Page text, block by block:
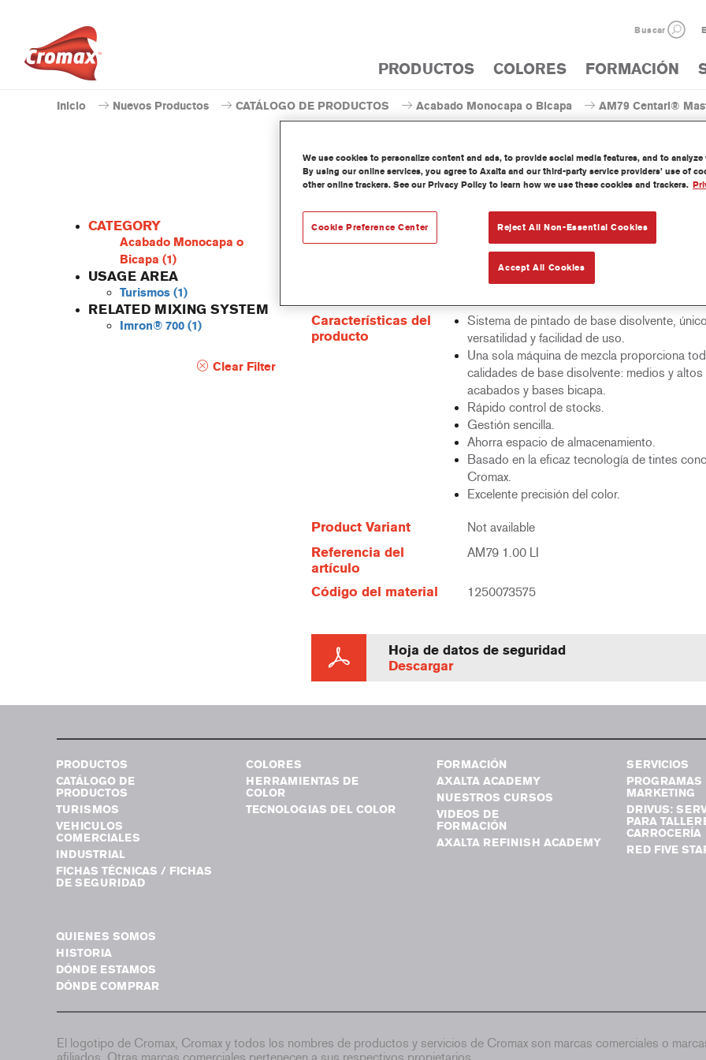
Buscar
PRODUCTOS COLORES FORMACIÓN
Inicio Nuevos Productos CATÁLOGO DE PRODUCTOS Acabado Monocapa o Bicapa AM79 Centari®
CATEGORY
Acabado Monocapa o
Bicapa (1)
USAGE AREA
Turismos (1)
RELATED MIXING SYSTEM
Imron® 700 (1)
Clear Filter
AM79 Centari®
Características del
producto
Sistema de pintado de base disolvente,
versatilidad y facilidad de uso.
Una sola máquina de mezcla proporciona
calidades de base disolvente: medios y
acabados y bases bicapa.
Rápido control de stocks.
Gestión sencilla.
Ahorra espacio de almacenamiento.
Basado en la eficaz tecnología de tintes
Cromax.
Excelente precisión del color.
Product Variant Not available
Referencia del
artículo
AM79 1.00 LI
Código del material 1250073575
Hoja de datos de seguridad
Descargar
PRODUCTOS
CATÁLOGO DE
PRODUCTOS
TURISMOS
VEHICULOS
COMERCIALES
INDUSTRIAL
FICHAS TÉCNICAS / FICHAS
DE SEGURIDAD
COLORES
HERRAMIENTAS DE
COLOR
TECNOLOGIAS DEL COLOR
FORMACIÓN
AXALTA ACADEMY
NUESTROS CURSOS
VIDEOS DE
FORMACIÓN
AXALTA REFINISH ACADEMY
SERVICIOS
PROGRAMAS
MARKETING
DRIVUS:
PARA
CARROCERÍA
RED FIVE
QUIENES SOMOS
HISTORIA
DÓNDE ESTAMOS
DÓNDE COMPRAR
El logotipo de Cromax, Cromax y todos los nombres de productos y servicios de Cromax son marcas comerciales o
We use cookies to personalize content and ads, to provide social media features, and to
By using our online services, you agree to Axalta and our third-party service providers’ use of
other online trackers. See our Privacy Policy to learn how we use these cookies and trackers.
Reject All Non-Essential Cookies
Accept All Cookies
Cookie Preference Center